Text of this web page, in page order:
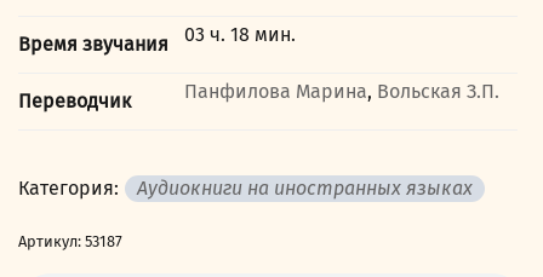
Время звучания 03 ч. 18 мин.
Переводчик Панфилова Марина, Вольская З.П.
Категория: Аудиокниги на иностранных языках
Артикул: 53187